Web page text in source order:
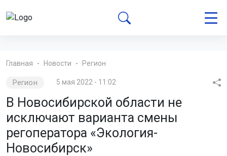
Главная Новости Регион
Регион 5 мая 2022 - 11:02
В Новосибирской области не
исключают варианта смены
регоператора «Экология-
Новосибирск»